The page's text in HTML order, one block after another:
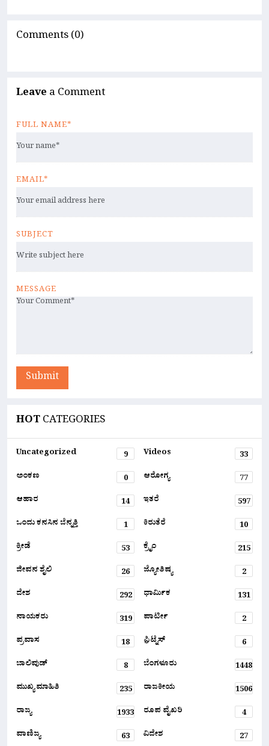
Comments (0)
Leave a Comment
FULL NAME*
EMAIL*
SUBJECT
MESSAGE
Submit
HOTCATEGORIES
Uncategorized 9 Videos
33
ಅಂಕಣ
0 ಆರೋಗ್ಯ
77
ಆಹಾರ
14 ಇತರೆ
597
ಒಂದು ಕನಸಿನ ಬೆನ್ನತ್ತಿ
1 ಕಿರುತೆರೆ
10
ಕ್ರೀಡೆ
53 ಕ್ರೈಂ
215
ಜೀವನ ಶೈಲಿ
26 ಜ್ಯೋತಿಷ್ಯ
2
ದೇಶ
292 ಧಾರ್ಮಿಕ
131
ನಾಯಕರು
319 ಪಾರ್ಟೀ
2
ಪ್ರವಾಸ
18 ಫ಼ಿಟ್ನೆಸ್
6
ಬಾಲಿವುಡ್
8 ಬೆಂಗಳೂರು
1448
ಮುಖ್ಯ ಮಾಹಿತಿ
235 ರಾಜಕೀಯ
1506
ರಾಜ್ಯ
1933 ರೂಪ ವೈಖರಿ
4
ವಾಣಿಜ್ಯ
63 ವಿದೇಶ
27